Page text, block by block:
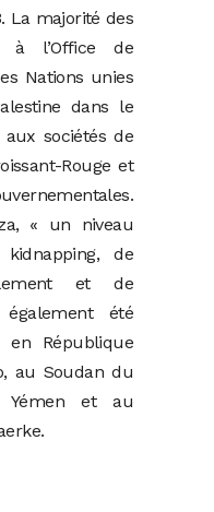
La majorité des
à l’Office de
Nations unies
dans le
aux sociétés de
Rouge et
« un niveau
de
et de
été
en République
au Soudan du
Yémen et au